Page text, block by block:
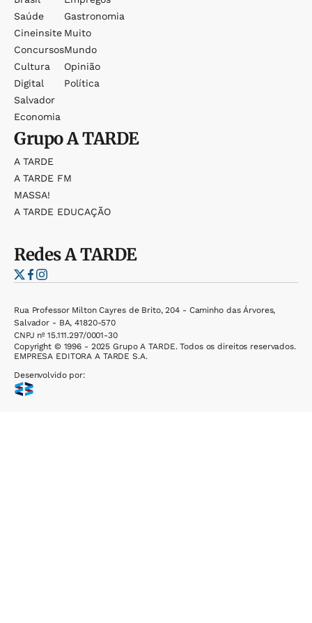
Saúde
Cineinsite
Concursos
Cultura
Digital
Salvador
Economia
Gastronomia
Muito
Mundo
Opinião
Política
GrupoA TARDE
A TARDE
A TARDE FM
MASSA!
A TARDE EDUCAÇÃO
RedesA TARDE
Rua Professor Milton Cayres de Brito, 204 - Caminho das Árvores,
Salvador - BA, 41820-570
CNPJ nº 15.111.297/0001-30
Copyright © 1996 - 2025 Grupo A TARDE. Todos os direitos reservados.
EMPRESA EDITORA A TARDE S.A.
Desenvolvido por: